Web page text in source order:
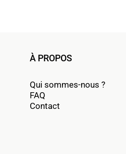
À PROPOS
Qui sommes-nous ?
FAQ
Contact